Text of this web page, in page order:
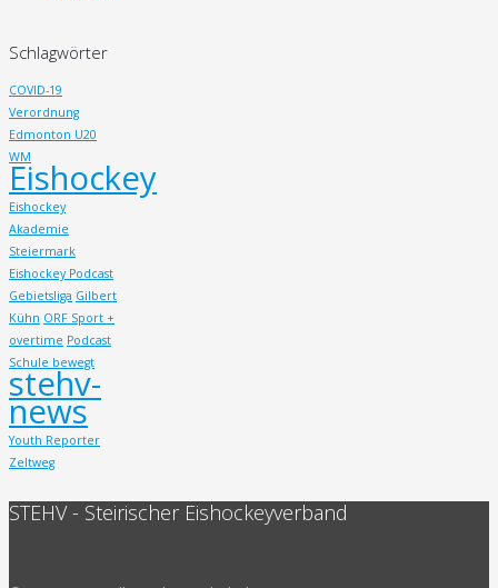
Schlagwörter
COVID-19
Verordnung
Edmonton U20
WM
Eishockey
Eishockey
Akademie
Steiermark
Eishockey Podcast
Gebietsliga Gilbert
Kühn ORF Sport +
overtime Podcast
Schule bewegt
stehv-
news
Youth Reporter
Zeltweg
STEHV - Steirischer Eishockeyverband